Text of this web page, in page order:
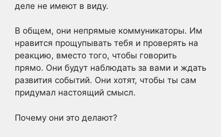
деле не имеют в виду.
В общем, они непрямые коммуникаторы. Им
нравится прощупывать тебя и проверять на
реакцию, вместо того, чтобы говорить
прямо. Они будут наблюдать за вами и ждать
развития событий. Они хотят, чтобы ты сам
придумал настоящий смысл.
Почему они это делают?